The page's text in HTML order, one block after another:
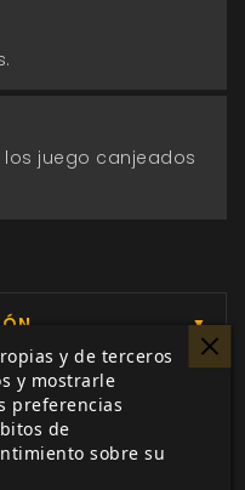
juego canjeados
▼
de los años
Para el
o incluso
y de terceros
y mostrarle
preferencias
de
sobre su